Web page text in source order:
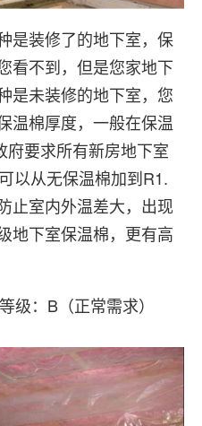
是装修了的地下室，保
看不到，但是您家地下
是未装修的地下室，您
温棉厚度，一般在保温
要求所有新房地下室
以从无保温棉加到R1.
止室内外温差大，出现
地下室保温棉，更有高
级：B（正常需求）